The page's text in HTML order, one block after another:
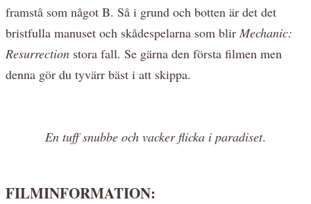
framstå som något B. Så i grund och botten är det det
bristfulla manuset och skådespelarna som blir Mechanic:
Resurrection stora fall. Se gärna den första filmen men
denna gör du tyvärr bäst i att skippa.
En tuff snubbe och vacker flicka i paradiset.
FILMINFORMATION: